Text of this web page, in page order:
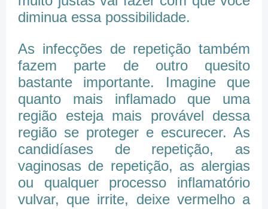
diminua essa possibilidade.
As infecções de repetição também
fazem parte de outro quesito
bastante importante. Imagine que
quanto mais inflamado que uma
região esteja mais provável dessa
região se proteger e escurecer. As
candidíases de repetição, as
vaginosas de repetição, as alergias
ou qualquer processo inflamatório
vulvar, que irrite, deixe vermelho a